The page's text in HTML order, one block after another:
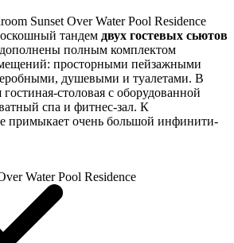
Sunset Over Water Pool Residence
тандем двух гостевых сьютов
полным комплектом
просторными пейзажными
душевыми и туалетами. В
столовая с оборудованной
спа и фитнес-зал. К
примыкает очень большой инфинити-
Water Pool Residence